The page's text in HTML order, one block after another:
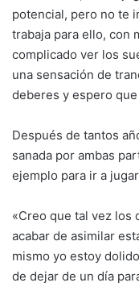
potencial, pero no te
trabaja para ello, con
complicado ver los
una sensación de
deberes y espero
Después de tantos
sanada por ambas
ejemplo para ir a
«Creo que tal vez los
acabar de asimilar
mismo yo estoy
de dejar de un día